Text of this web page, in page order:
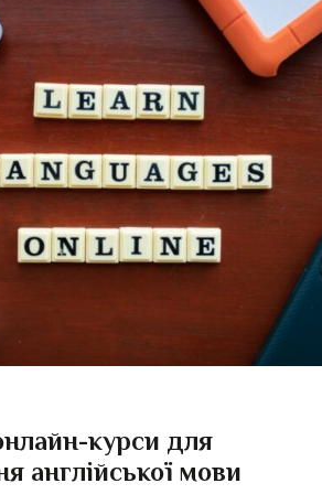
курси для
англійської мови